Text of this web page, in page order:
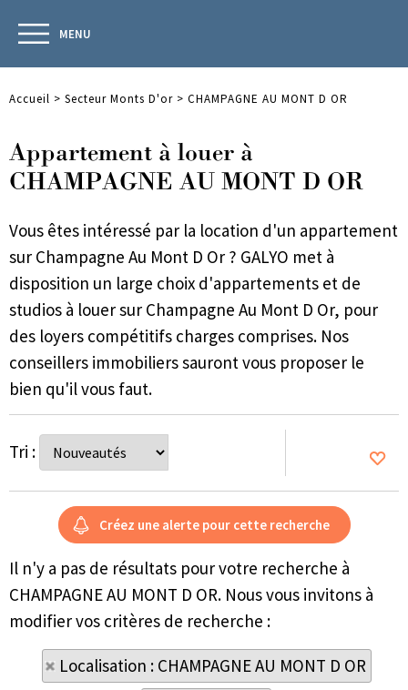
MENU
Accueil > Secteur Monts D'or > CHAMPAGNE AU MONT D OR
Appartement à louer à
CHAMPAGNE AU MONT D OR
Vous êtes intéressé par la location d'un appartement
sur Champagne Au Mont D Or ? GALYO met à
disposition un large choix d'appartements et de
studios à louer sur Champagne Au Mont D Or, pour
des loyers compétitifs charges comprises. Nos
conseillers immobiliers sauront vous proposer le
bien qu'il vous faut.
Tri :
Il n'y a pas de résultats pour votre recherche à
CHAMPAGNE AU MONT D OR. Nous vous invitons à
modifier vos critères de recherche :
Localisation : CHAMPAGNE AU MONT D OR